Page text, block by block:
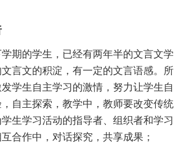
期的学生，已经有两年半的文言文学
言文的积淀，有一定的文言语感。所
学生自主学习的激情，努力让学生自
自主探索，教学中，教师要改变传统
生学习活动的指导者、组织者和学习
合作中，对话探究，共享成果；